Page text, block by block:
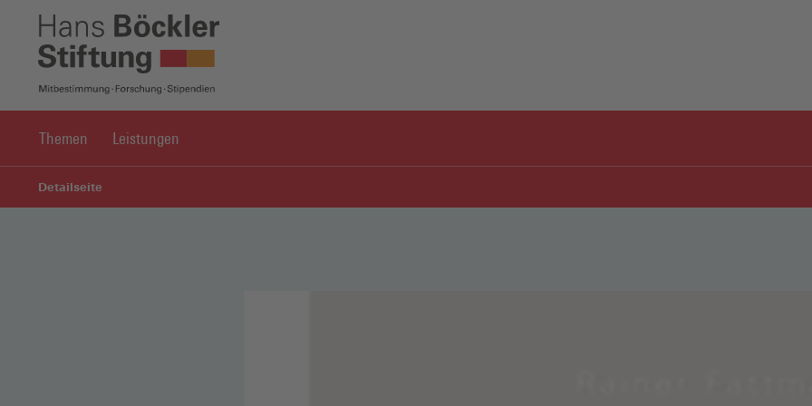
Themen Leistungen
Detailseite